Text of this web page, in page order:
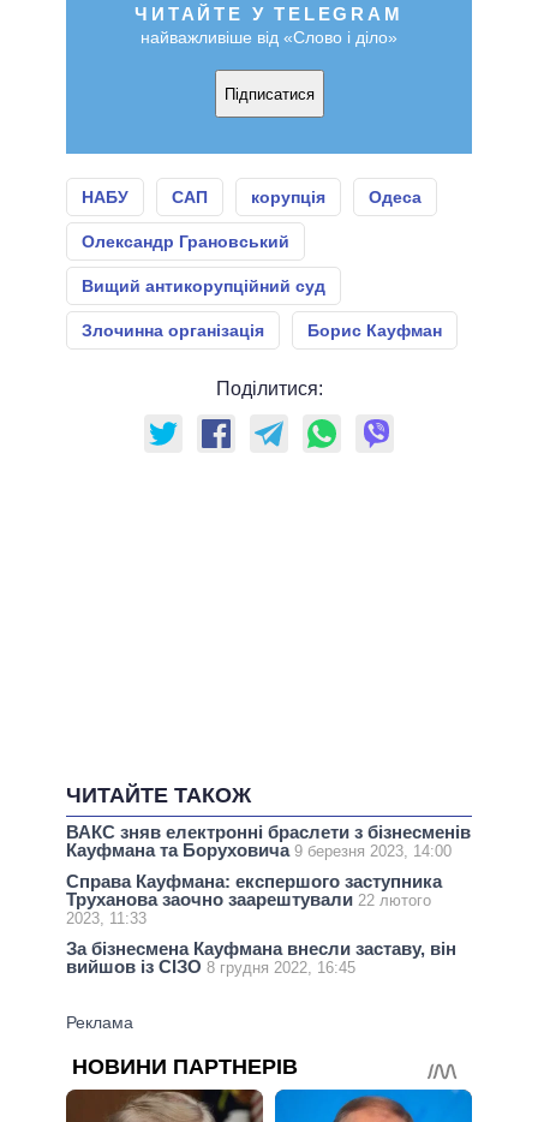
ЧИТАЙТЕ У TELEGRAM
найважливіше від «Слово і діло»
Підписатися
НАБУ САП корупція Одеса
Олександр Грановський
Вищий антикорупційний суд
Злочинна організація Борис Кауфман
Поділитися:
ЧИТАЙТЕ ТАКОЖ
ВАКС зняв електронні браслети з бізнесменів
Кауфмана та Боруховича 9 березня 2023, 14:00
Справа Кауфмана: експершого заступника
Труханова заочно заарештували 22 лютого
2023, 11:33
За бізнесмена Кауфмана внесли заставу, він
вийшов із СІЗО 8 грудня 2022, 16:45